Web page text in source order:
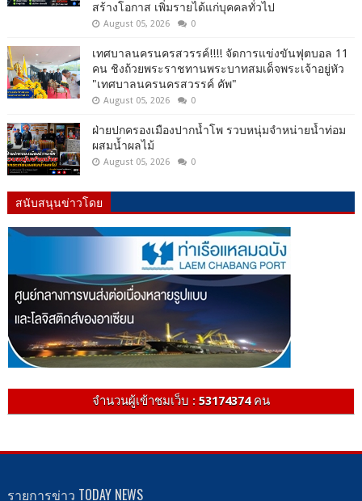
สร้างโอกาส เพิ่มรายได้แก่บุคคลทั่วไป
August 05, 2026 0
เทศบาลนครนครสวรรค์!!!! จัดการแข่งขันฟุตบอล 11
คน ชิงถ้วยพระราชทานพระบาทสมเด็จพระเจ้าอยู่หัว
"เทศบาลนครนครสวรรค์ คัพ"
August 05, 2026 0
ฝ่ายปกครองเมืองปากน้ำโพ รวบหนุ่มจำหน่ายน้ำท่อม
ผสมน้ำผลไม้
August 05, 2026 0
สนับสนุนข่าวโดย
จำนวนผู้เข้าชมเว็บ : 53174374คน
รายการข่าว TODAY NEWS